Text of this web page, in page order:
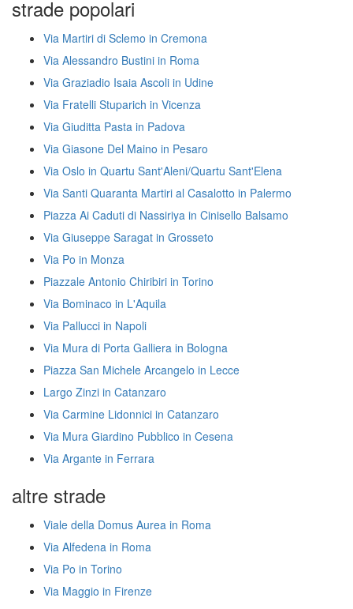
strade popolari
Via Martiri di Sclemo in Cremona
Via Alessandro Bustini in Roma
Via Graziadio Isaia Ascoli in Udine
Via Fratelli Stuparich in Vicenza
Via Giuditta Pasta in Padova
Via Giasone Del Maino in Pesaro
Via Oslo in Quartu Sant'Aleni/Quartu Sant'Elena
Via Santi Quaranta Martiri al Casalotto in Palermo
Piazza Ai Caduti di Nassiriya in Cinisello Balsamo
Via Giuseppe Saragat in Grosseto
Via Po in Monza
Piazzale Antonio Chiribiri in Torino
Via Bominaco in L'Aquila
Via Pallucci in Napoli
Via Mura di Porta Galliera in Bologna
Piazza San Michele Arcangelo in Lecce
Largo Zinzi in Catanzaro
Via Carmine Lidonnici in Catanzaro
Via Mura Giardino Pubblico in Cesena
Via Argante in Ferrara
altre strade
Viale della Domus Aurea in Roma
Via Alfedena in Roma
Via Po in Torino
Via Maggio in Firenze